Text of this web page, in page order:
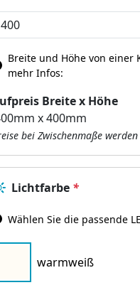
Breite x Höhe
Breite und Höhe von einer
mehr Infos:
bei Zwischenmaße
Lichtfarbe *
Wählen Sie die passende
warmweiß